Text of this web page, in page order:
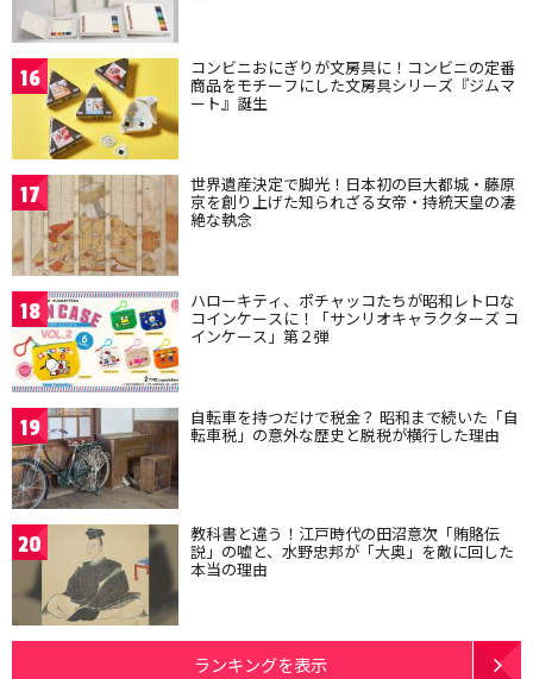
16 コンビニおにぎりが文房具に！コンビニの定番
商品をモチーフにした文房具シリーズ『ジムマ
ート』誕生
17 世界遺産決定で脚光！日本初の巨大都城・藤原
京を創り上げた知られざる女帝・持統天皇の凄
絶な執念
18 ハローキティ、ポチャッコたちが昭和レトロな
コインケースに！「サンリオキャラクターズ コ
インケース」第２弾
19 自転車を持つだけで税金？ 昭和まで続いた「自
転車税」の意外な歴史と脱税が横行した理由
20 教科書と違う！江戸時代の田沼意次「賄賂伝
説」の嘘と、水野忠邦が「大奥」を敵に回した
本当の理由
ランキングを表示